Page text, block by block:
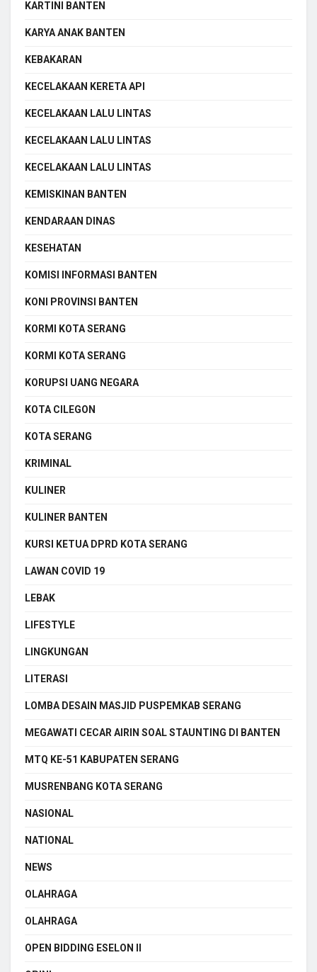
KARTINI BANTEN
KARYA ANAK BANTEN
KEBAKARAN
KECELAKAAN KERETA API
KECELAKAAN LALU LINTAS
KECELAKAAN LALU LINTAS
KECELAKAAN LALU LINTAS
KEMISKINAN BANTEN
KENDARAAN DINAS
KESEHATAN
KOMISI INFORMASI BANTEN
KONI PROVINSI BANTEN
KORMI KOTA SERANG
KORMI KOTA SERANG
KORUPSI UANG NEGARA
KOTA CILEGON
KOTA SERANG
KRIMINAL
KULINER
KULINER BANTEN
KURSI KETUA DPRD KOTA SERANG
LAWAN COVID 19
LEBAK
LIFESTYLE
LINGKUNGAN
LITERASI
LOMBA DESAIN MASJID PUSPEMKAB SERANG
MEGAWATI CECAR AIRIN SOAL STAUNTING DI BANTEN
MTQ KE-51 KABUPATEN SERANG
MUSRENBANG KOTA SERANG
NASIONAL
NATIONAL
NEWS
OLAHRAGA
OLAHRAGA
OPEN BIDDING ESELON II